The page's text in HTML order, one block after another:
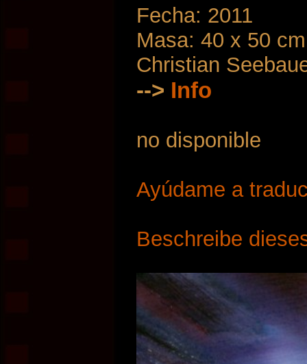
Fecha: 2011
Masa: 40 x 50 cm
Christian
--> Info
no disponible
Ayúdame a
Beschreibe